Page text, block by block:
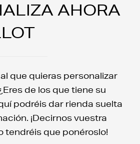
AHORA
que quieras personalizar
de los que tiene su
podréis dar rienda suelta
¡Decirnos vuestra
tendréis que ponéroslo!